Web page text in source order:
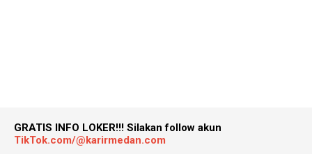
GRATIS INFO LOKER!!! Silakan follow akun
TikTok.com/@karirmedan.com